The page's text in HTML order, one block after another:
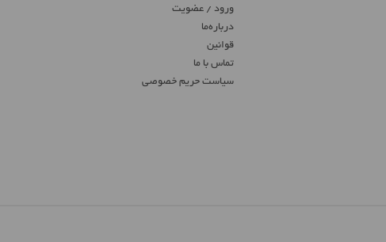
ورود / عضویت
درباره‌ما
قوانین
تماس ‌با ما
سیاست حریم خصوصی